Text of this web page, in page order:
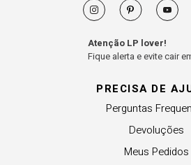
PRECISA DE
Perguntas
Devoluções
Meus Pedidos
Atenção LP lover!
Fique alerta e evite cair